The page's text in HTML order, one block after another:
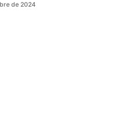
de 2024